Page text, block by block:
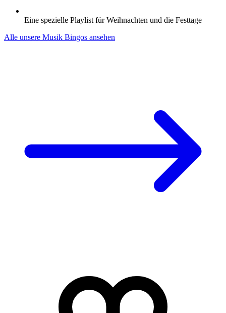
Eine spezielle Playlist für Weihnachten und die Festtage
Alle unsere Musik Bingos ansehen